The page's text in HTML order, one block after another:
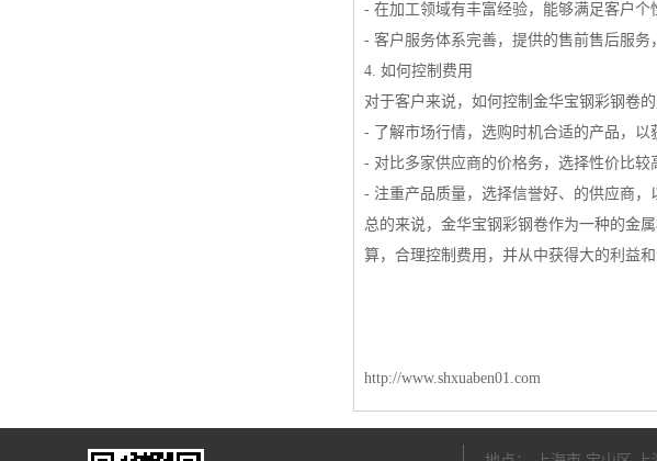
- 在加工领域有丰富经验，能够满足客户个
- 客户服务体系完善，提供的售前售后服务
4. 如何控制费用
对于客户来说，如何控制金华宝钢彩钢卷
- 了解市场行情，选购时机合适的产品，以
- 对比多家供应商的价格务，选择性价比较
- 注重产品质量，选择信誉好、的供应商，
总的来说，金华宝钢彩钢卷作为一种的金
算，合理控制费用，并从中获得大的利益
http://www.shxuaben01.com